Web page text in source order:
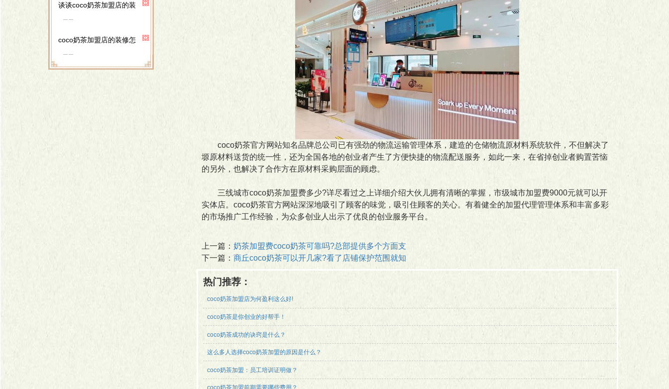
谈谈coco奶茶加盟店的装
coco奶茶加盟店的装修怎
coco奶茶官方网站知名品牌总公司已有强劲的物流运输管理体系，建造的仓储物流原材料系统软件，不但解决了
塬原材料送货的统一性，还为全国各地的创业者产生了方便快捷的物流配送服务，如此一来，在省掉创业者购置苦恼
的另外，也解决了合作方在原材料采购层面的顾虑。
三线城市coco奶茶加盟费多少?详尽看过之上详细介绍大伙儿拥有清晰的掌握，市级城市加盟费9000元就可以开
实体店。coco奶茶官方网站深深地吸引了顾客的味觉，吸引住顾客的关心。有着健全的加盟代理管理体系和丰富多彩
的市场推广工作经验，为众多创业人出示了优良的创业服务平台。
上一篇： 奶茶加盟费coco奶茶可靠吗?总部提供多个方面支
下一篇： 商丘coco奶茶可以开几家?看了店铺保护范围就知
热门推荐：
coco奶茶加盟店为何盈利这么好!
coco奶茶是你创业的好帮手！
coco奶茶成功的诀窍是什么？
这么多人选择coco奶茶加盟的原因是什么？
coco奶茶加盟：员工培训证明做？